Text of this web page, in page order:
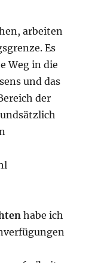
arbeiten
Es
Weg in die
und das
der
habe ich